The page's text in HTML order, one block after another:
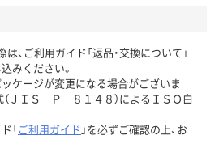
は、ご利用ガイド「返品・交換について」
みください。
ケージが変更になる場合がございま
（ＪＩＳ Ｐ ８１４８）によるＩＳＯ白
「ご利用ガイド 」を必ずご確認の上、お